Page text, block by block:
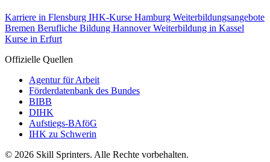
Karriere in Flensburg IHK-Kurse Hamburg Weiterbildungsangebote
Bremen Berufliche Bildung HannoverWeiterbildung in Kassel
Kurse in Erfurt
Offizielle Quellen
Agentur für Arbeit
Förderdatenbank des Bundes
BIBB
DIHK
Aufstiegs-BAföG
IHK zu Schwerin
© 2026 Skill Sprinters. Alle Rechte vorbehalten.